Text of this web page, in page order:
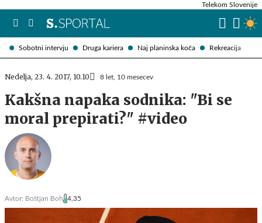
Sobotni intervju Druga kariera Naj planinska koča Rekreacija
Telekom Slovenije
Nedelja, 23. 4. 2017, 10.10 8 let, 10 mesecev
Kakšna napaka sodnika: "Bi se
moral prepirati?" #video
Avtor: Boštjan Boh 4,35